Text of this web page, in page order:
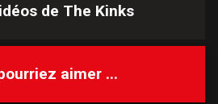
de The Kinks
aimer ...